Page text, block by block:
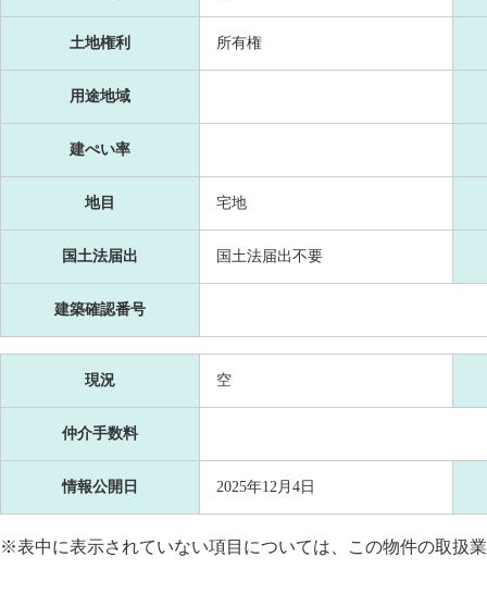
土地権利 所有権
用途地域
建ぺい率
地目 宅地
国土法届出 国土法届出不要
建築確認番号
現況 空
仲介手数料
情報公開日 2025年12月4日
※表中に表示されていない項目については、この物件の取扱